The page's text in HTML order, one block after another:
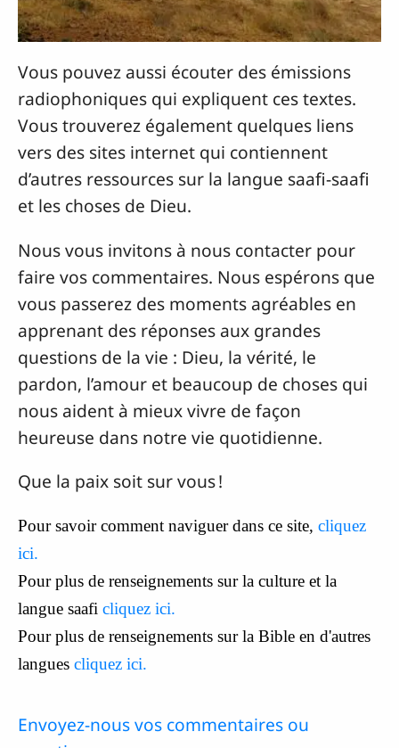
Vous pouvez aussi écouter des émissions
radiophoniques qui expliquent ces textes.
Vous trouverez également quelques liens
vers des sites internet qui contiennent
d’autres ressources sur la langue saafi-saafi
et les choses de Dieu.
Nous vous invitons à nous contacter pour
faire vos commentaires. Nous espérons que
vous passerez des moments agréables en
apprenant des réponses aux grandes
questions de la vie : Dieu, la vérité, le
pardon, l’amour et beaucoup de choses qui
nous aident à mieux vivre de façon
heureuse dans notre vie quotidienne.
Que la paix soit sur vous !
Pour savoir comment naviguer dans ce site, cliquez
ici.
Pour plus de renseignements sur la culture et la
langue saafi cliquez ici.
Pour plus de renseignements sur la Bible en d'autres
langues cliquez ici.
Envoyez-nous vos commentaires ou